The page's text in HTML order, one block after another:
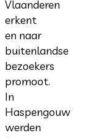
Vlaanderen
erkent
en naar
buitenlandse
bezoekers
promoot.
In
Haspengouw
werden